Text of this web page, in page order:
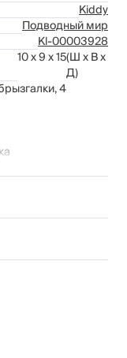
Kiddy
Подводный мир
Kl-00003928
10 x 9 x 15(Ш x В x
Д)
4
штука
водные
и